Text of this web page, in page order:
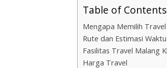
Table of Contents
Mengapa Memilih
Rute dan Estimasi
Fasilitas Travel Malang
Harga Travel